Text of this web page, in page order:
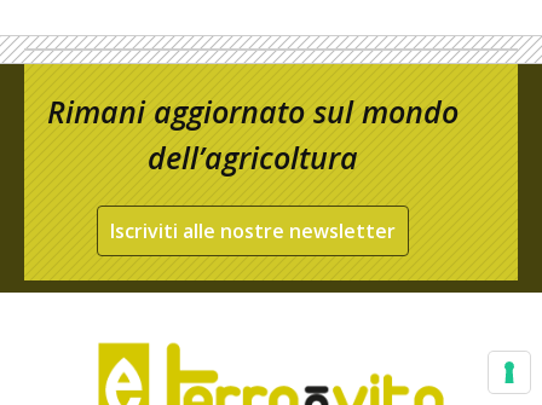
Rimani aggiornato sul mondo
dell’agricoltura
Iscriviti alle nostre newsletter